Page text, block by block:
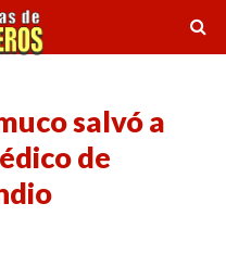
salvó a
de